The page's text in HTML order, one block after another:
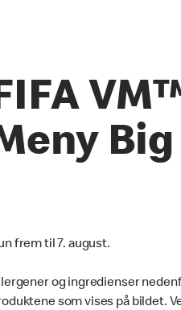
frem til 7. august.
og ingredienser
som vises på bildet.